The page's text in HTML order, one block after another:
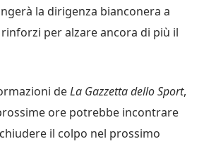
la dirigenza bianconera a
per alzare ancora di più il
deLa Gazzetta dello Sport,
ore potrebbe incontrare
il colpo nel prossimo